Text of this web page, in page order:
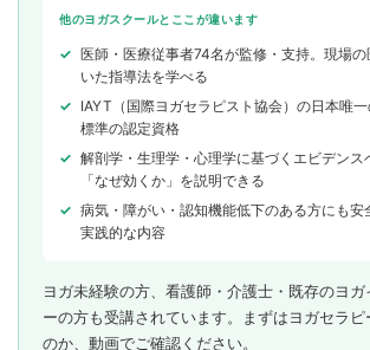
他のヨガスクールとここが違います
医師・医療従事者74名が監修・支持。現場
いた指導法を学べる
IAYT（国際ヨガセラピスト協会）の日本唯
標準の認定資格
解剖学・生理学・心理学に基づくエビデンス
「なぜ効くか」を説明できる
病気・障がい・認知機能低下のある方にも安
実践的な内容
ヨガ未経験の方、看護師・介護士・既存のヨガ
ーの方も受講されています。まずはヨガセラピ
のか、動画でご確認ください。